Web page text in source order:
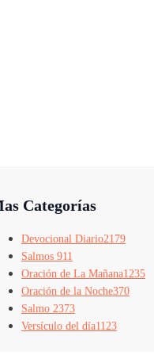
Categorías
Devocional Diario2179
Salmos 911
Oración de La Mañana1235
Oración de la Noche370
Salmo 2373
Versículo del día1123